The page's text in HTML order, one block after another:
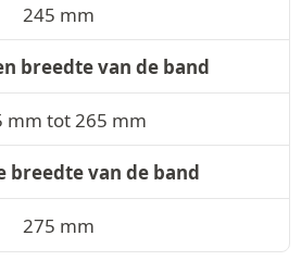
245 mm
breedte van de band
mm tot 265 mm
breedte van de band
275 mm